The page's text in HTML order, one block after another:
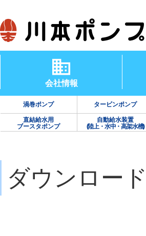
会社情報
渦巻ポンプ タービンポンプ
直結給水用
ブースタポンプ
自動給水装置
(陸上・水中・高架水槽)
ダウンロー